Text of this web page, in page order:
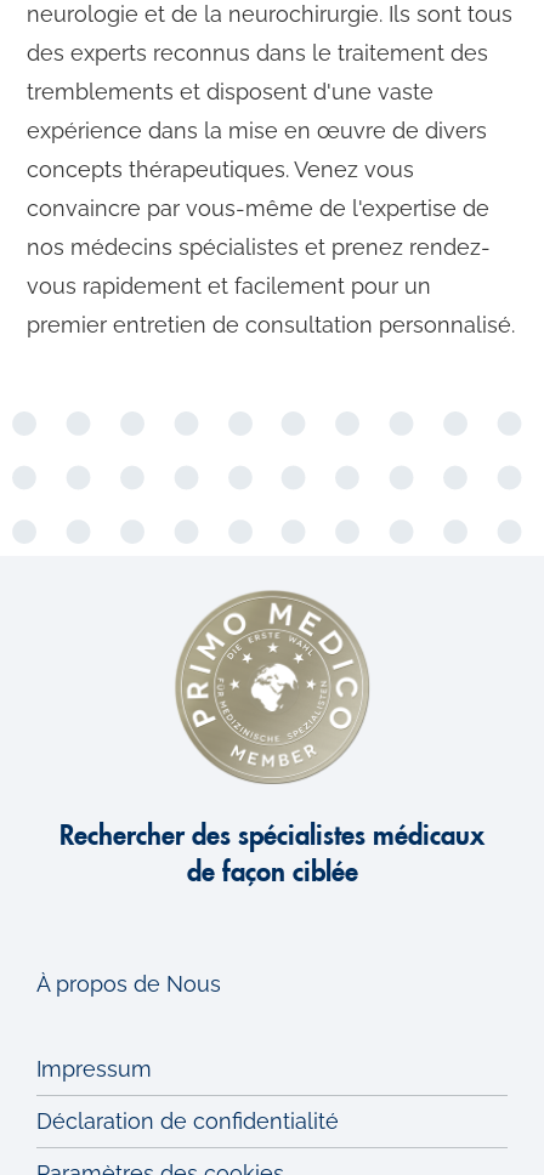
neurologie et de la neurochirurgie. Ils sont tous
des experts reconnus dans le traitement des
tremblements et disposent d'une vaste
expérience dans la mise en œuvre de divers
concepts thérapeutiques. Venez vous
convaincre par vous-même de l'expertise de
nos médecins spécialistes et prenez rendez-
vous rapidement et facilement pour un
premier entretien de consultation personnalisé.
Rechercher des spécialistes médicaux
de façon ciblée
À propos de Nous
Impressum
Déclaration de confidentialité